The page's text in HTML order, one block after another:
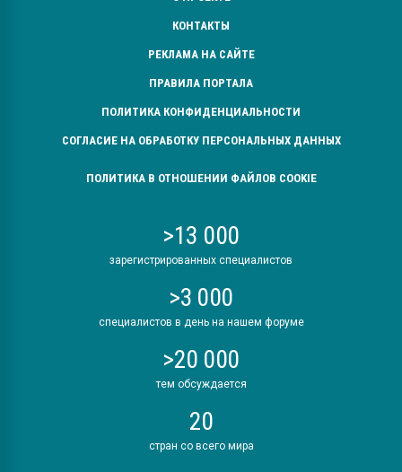
КОНТАКТЫ
РЕКЛАМА НА САЙТЕ
ПРАВИЛА ПОРТАЛА
ПОЛИТИКА КОНФИДЕНЦИАЛЬНОСТИ
СОГЛАСИЕ НА ОБРАБОТКУ ПЕРСОНАЛЬНЫХ ДАННЫХ
ПОЛИТИКА В ОТНОШЕНИИ ФАЙЛОВ COOKIE
>13 000
зарегистрированных специалистов
>3 000
специалистов в день на нашем форуме
>20 000
тем обсуждается
20
стран со всего мира